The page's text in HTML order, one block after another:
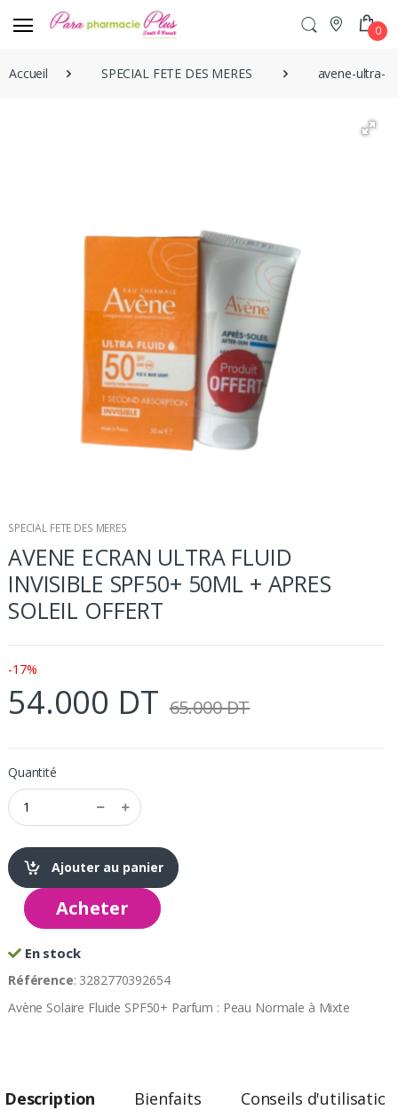
0
Accueil SPECIAL FETE DES MERES avene-ultra-
SPECIAL FETE DES MERES
AVENE ECRAN ULTRA FLUID
INVISIBLE SPF50+ 50ML + APRES
SOLEIL OFFERT
-17%
54.000 DT 65.000 DT
Quantité
Ajouter au panier
Acheter
En stock
Référence: 3282770392654
Avène Solaire Fluide SPF50+ Parfum : Peau Normale à Mixte
Description Bienfaits Conseils d'utilisation